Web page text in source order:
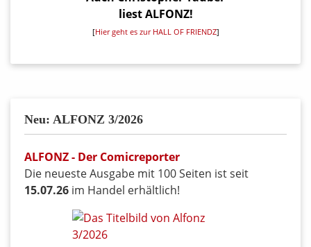
liest ALFONZ!
[Hier geht es zur HALL OF FRIENDZ]
Neu: ALFONZ 3/2026
ALFONZ - Der Comicreporter
Die neueste Ausgabe mit 100 Seiten ist seit
15.07.26 im Handel erhältlich!